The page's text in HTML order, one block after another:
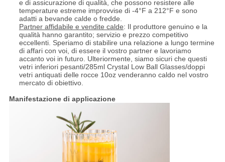
e di assicurazione di qualità, che possono resistere alle
temperature estreme improvvise di -4°F a 212°F e sono
adatti a bevande calde o fredde.
Partner affidabile e vendite calde: Il produttore genuino e la
qualità hanno garantito; servizio e prezzo competitivo
eccellenti. Speriamo di stabilire una relazione a lungo termine
di affari con voi, di essere il vostro partner e lavoriamo
accanto voi in futuro. Ulteriormente, siamo sicuri che questi
vetri inferiori pesanti/285ml Crystal Low Ball Glasses/doppi
vetri antiquati delle rocce 10oz venderanno caldo nel vostro
mercato di obiettivo.
Manifestazione di applicazione